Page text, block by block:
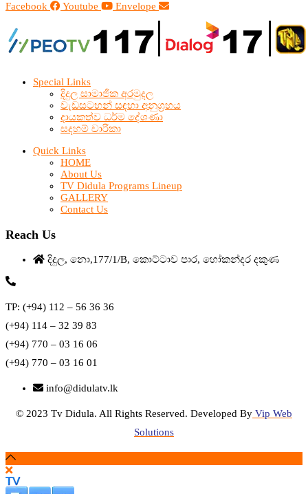
Facebook
Youtube Envelope
Special Links
දිදුල සාමාජික අරමුදල
වැඩසටහන් සඳහා අනුග්‍රහය
දායකත්ව ධර්ම දේශණා
සදහම් චාරිකා
Quick Links
HOME
About Us
TV Didula Programs Lineup
GALLERY
Contact Us
Reach Us
දිදුල, නො,177/1/B, කොට්ටාව පාර, හෝකන්දර දකුණ
TP: (+94) 112 – 56 36 36
(+94) 114 – 32 39 83
(+94) 770 – 03 16 06
(+94) 770 – 03 16 01
info@didulatv.lk
© 2023 Tv Didula. All Rights Reserved. Developed By Vip Web
Solutions